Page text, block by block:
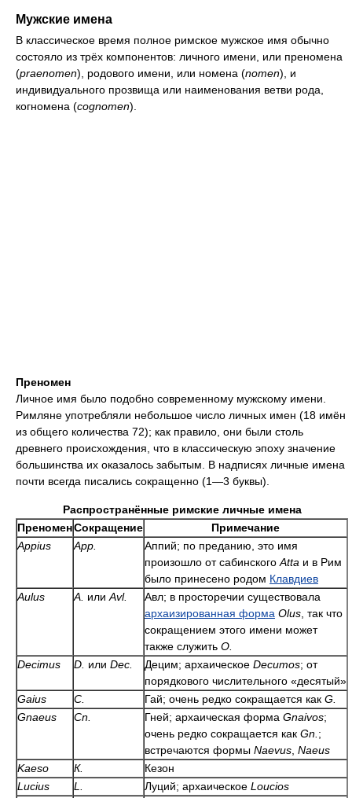
Мужские имена
В классическое время полное римское мужское имя обычно
состояло из трёх компонентов: личного имени, или преномена
(praenomen), родового имени, или номена (nomen), и
индивидуального прозвища или наименования ветви рода,
когномена (cognomen).
Преномен
Личное имя было подобно современному мужскому имени.
Римляне употребляли небольшое число личных имен (18 имён
из общего количества 72); как правило, они были столь
древнего происхождения, что в классическую эпоху значение
большинства их оказалось забытым. В надписях личные имена
почти всегда писались сокращенно (1—3 буквы).
Распространённые римские личные имена
ПреноменСокращение
Примечание
Appius
App.
Аппий; по преданию, это имя
произошло от сабинского Atta и в Рим
было принесено родом Клавдиев
Aulus
A. или Avl.
Авл; в просторечии существовала
архаизированная форма Olus , так что
сокращением этого имени может
также служить О.
Decimus
D. или Dec. Децим; архаическое Decumos; от
порядкового числительного «десятый»
Gaius
C. Гай; очень редко сокращается как G.
Gnaeus
Cn. Гней; архаическая форма Gnaivos;
очень редко сокращается как Gn. ;
встречаются формы Naevus Naeus
Kaeso
К.
Кезон
Lucius
L. Луций; архаическое Loucios